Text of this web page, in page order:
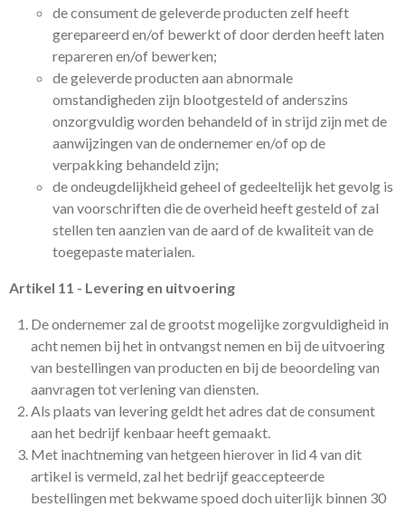
de consument de geleverde producten zelf heeft
gerepareerd en/of bewerkt of door derden heeft laten
repareren en/of bewerken;
de geleverde producten aan abnormale
omstandigheden zijn blootgesteld of anderszins
onzorgvuldig worden behandeld of in strijd zijn met de
aanwijzingen van de ondernemer en/of op de
verpakking behandeld zijn;
de ondeugdelijkheid geheel of gedeeltelijk het gevolg is
van voorschriften die de overheid heeft gesteld of zal
stellen ten aanzien van de aard of de kwaliteit van de
toegepaste materialen.
Artikel 11 - Levering en uitvoering
De ondernemer zal de grootst mogelijke zorgvuldigheid in
acht nemen bij het in ontvangst nemen en bij de uitvoering
van bestellingen van producten en bij de beoordeling van
aanvragen tot verlening van diensten.
Als plaats van levering geldt het adres dat de consument
aan het bedrijf kenbaar heeft gemaakt.
Met inachtneming van hetgeen hierover in lid 4 van dit
artikel is vermeld, zal het bedrijf geaccepteerde
bestellingen met bekwame spoed doch uiterlijk binnen 30